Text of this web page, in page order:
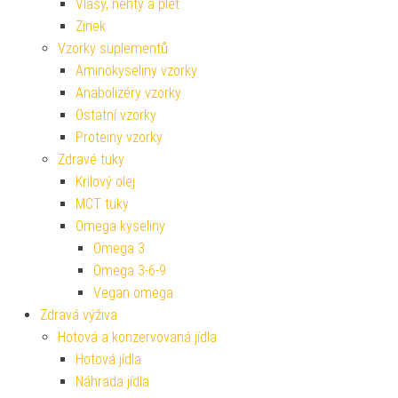
Vlasy, nehty a pleť
Zinek
Vzorky suplementů
Aminokyseliny vzorky
Anabolizéry vzorky
Ostatní vzorky
Proteiny vzorky
Zdravé tuky
Krilový olej
MCT tuky
Omega kyseliny
Omega 3
Omega 3-6-9
Vegan omega
Zdravá výživa
Hotová a konzervovaná jídla
Hotová jídla
Náhrada jídla